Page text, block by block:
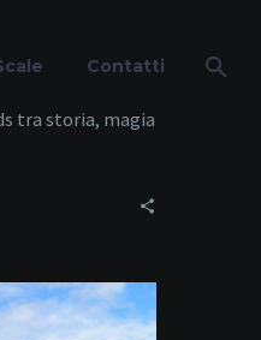
Contatti
tra storia, magia